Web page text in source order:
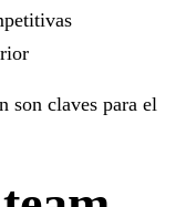
son claves para el